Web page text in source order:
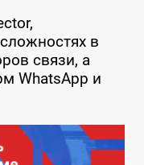
в
связи, а
WhatsApp и